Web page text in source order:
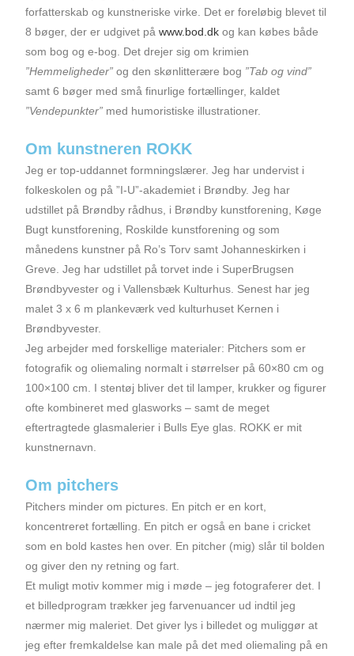
forfatterskab og kunstneriske virke. Det er foreløbig blevet til
8 bøger, der er udgivet påwww.bod.dk og kan købes både
som bog og e-bog. Det drejer sig om krimien
”Hemmeligheder” og den skønlitterære bog ”Tab og vind”
samt 6 bøger med små finurlige fortællinger, kaldet
”Vendepunkter” med humoristiske illustrationer.
Om kunstneren ROKK
Jeg er top-uddannet formningslærer. Jeg har undervist i
folkeskolen og på ”I-U”-akademiet i Brøndby. Jeg har
udstillet på Brøndby rådhus, i Brøndby kunstforening, Køge
Bugt kunstforening, Roskilde kunstforening og som
månedens kunstner på Ro’s Torv samt Johanneskirken i
Greve. Jeg har udstillet på torvet inde i SuperBrugsen
Brøndbyvester og i Vallensbæk Kulturhus. Senest har jeg
malet 3 x 6 m plankeværk ved kulturhuset Kernen i
Brøndbyvester.
Jeg arbejder med forskellige materialer: Pitchers som er
fotografik og oliemaling normalt i størrelser på 60×80 cm og
100×100 cm. I stentøj bliver det til lamper, krukker og figurer
ofte kombineret med glasworks – samt de meget
eftertragtede glasmalerier i Bulls Eye glas. ROKK er mit
kunstnernavn.
Om pitchers
Pitchers minder om pictures. En pitch er en kort,
koncentreret fortælling. En pitch er også en bane i cricket
som en bold kastes hen over. En pitcher (mig) slår til bolden
og giver den ny retning og fart.
Et muligt motiv kommer mig i møde – jeg fotograferer det. I
et billed­program trækker jeg farvenuancer ud indtil jeg
nærmer mig maleriet. Det giver lys i billedet og muliggør at
jeg efter fremkaldelse kan male på det med oliemaling på en